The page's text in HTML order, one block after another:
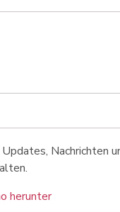
Nachrichten
herunter